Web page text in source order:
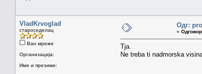
VladKrvoglad
староседелац
Ван мреже
Организација:
Име и презиме:
Одг:
«
Tja.
Ne treba ti nadmorska